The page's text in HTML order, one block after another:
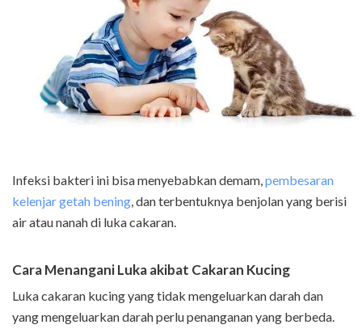
Infeksi bakteri ini bisa menyebabkan demam,pembesaran
kelenjar getah bening, dan terbentuknya benjolan yang berisi
air atau nanah di luka cakaran.
Cara Menangani Luka akibat Cakaran Kucing
Luka cakaran kucing yang tidak mengeluarkan darah dan
yang mengeluarkan darah perlu penanganan yang berbeda.